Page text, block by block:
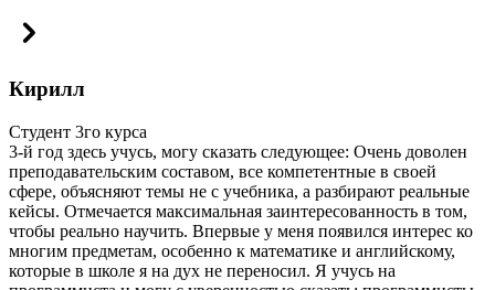
Кирилл
Студент 3го курса
3-й год здесь учусь, могу сказать следующее: Очень доволен
преподавательским составом, все компетентные в своей
сфере, объясняют темы не с учебника, а разбирают реальные
кейсы. Отмечается максимальная заинтересованность в том,
чтобы реально научить. Впервые у меня появился интерес ко
многим предметам, особенно к математике и английскому,
которые в школе я на дух не переносил. Я учусь на